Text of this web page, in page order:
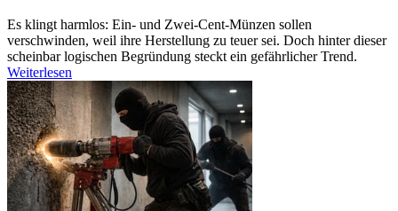
Es klingt harmlos: Ein- und Zwei-Cent-Münzen sollen
verschwinden, weil ihre Herstellung zu teuer sei. Doch hinter dieser
scheinbar logischen Begründung steckt ein gefährlicher Trend.
Weiterlesen